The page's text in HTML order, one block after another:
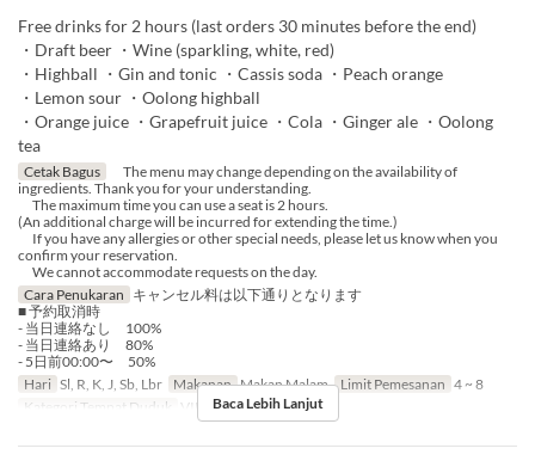
Free drinks for 2 hours (last orders 30 minutes before the end)
・Draft beer ・Wine (sparkling, white, red)
・Highball ・Gin and tonic ・Cassis soda ・Peach orange
・Lemon sour ・Oolong highball
・Orange juice ・Grapefruit juice ・Cola ・Ginger ale ・Oolong
tea
Cetak Bagus
The menu may change depending on the availability of
ingredients. Thank you for your understanding.
The maximum time you can use a seat is 2 hours.
(An additional charge will be incurred for extending the time.)
If you have any allergies or other special needs, please let us know when you
confirm your reservation.
We cannot accommodate requests on the day.
Cara Penukaran キャンセル料は以下通りとなります
■ 予約取消時
- 当日連絡なし 100%
- 当日連絡あり 80%
- 5日前00:00〜 50%
Hari Sl, R, K, J, Sb, Lbr Makanan Makan Malam Limit Pemesanan 4 ~ 8
Kategori Tempat Duduk
VIP RoomBaca Lebih Lanjut